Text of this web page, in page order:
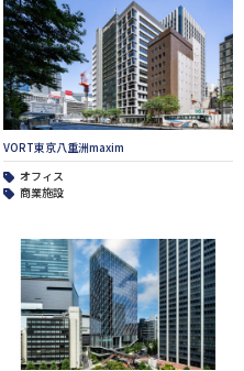
VORT東京八重洲maxim
オフィス
商業施設